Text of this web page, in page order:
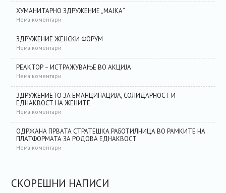
ХУМАНИТАРНО ЗДРУЖЕНИЕ „МАЈКА“
Нема коментари
ЗДРУЖЕНИЕ ЖЕНСКИ ФОРУМ
Нема коментари
РЕАКТОР – ИСТРАЖУВАЊЕ ВО АКЦИЈА
Нема коментари
ЗДРУЖЕНИЕТО ЗА ЕМАНЦИПАЦИЈА, СОЛИДАРНОСТ И
ЕДНАКВОСТ НА ЖЕНИТЕ
Нема коментари
ОДРЖАНА ПРВАТА СТРАТЕШКА РАБОТИЛНИЦА ВО РАМКИТЕ НА
ПЛАТФОРМАТА ЗА РОДОВА ЕДНАКВОСТ
Нема коментари
СКОРЕШНИ НАПИСИ